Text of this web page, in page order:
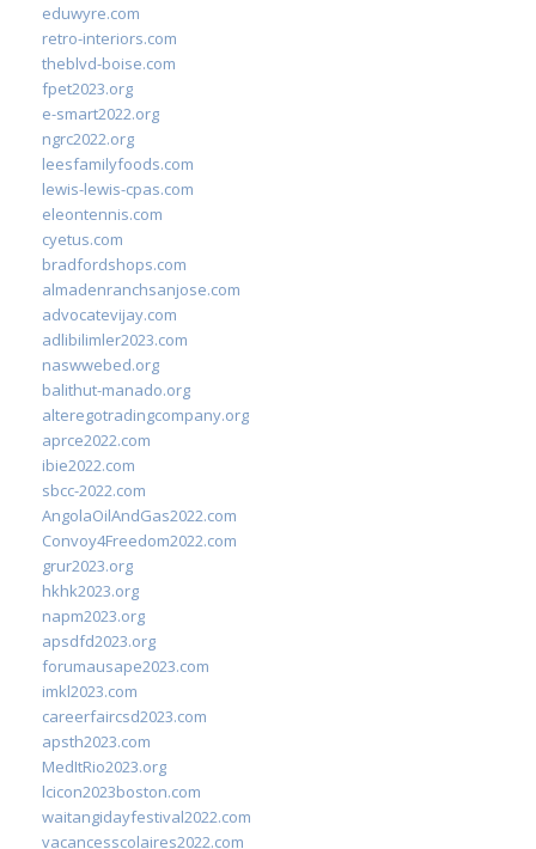
eduwyre.com
retro-interiors.com
theblvd-boise.com
fpet2023.org
e-smart2022.org
ngrc2022.org
leesfamilyfoods.com
lewis-lewis-cpas.com
eleontennis.com
cyetus.com
bradfordshops.com
almadenranchsanjose.com
advocatevijay.com
adlibilimler2023.com
naswwebed.org
balithut-manado.org
alteregotradingcompany.org
aprce2022.com
ibie2022.com
sbcc-2022.com
AngolaOilAndGas2022.com
Convoy4Freedom2022.com
grur2023.org
hkhk2023.org
napm2023.org
apsdfd2023.org
forumausape2023.com
imkl2023.com
careerfaircsd2023.com
apsth2023.com
MedItRio2023.org
lcicon2023boston.com
waitangidayfestival2022.com
vacancesscolaires2022.com